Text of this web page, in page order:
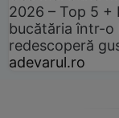
2026 – Top 5
bucătăria într-o
redescoperă
adevarul.ro